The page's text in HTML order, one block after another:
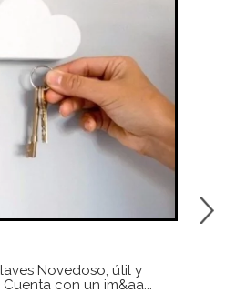
Novedoso, útil y
con un im&aa...